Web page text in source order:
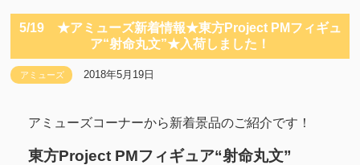
5/19 ★アミューズ新着情報★東方Project ​PMフィギュ
ア“射命丸文”★入荷しました！
アミューズ 2018年5月19日
アミューズコーナーから新着景品のご紹介です！
東方Project ​PMフィギュア“射命丸文”